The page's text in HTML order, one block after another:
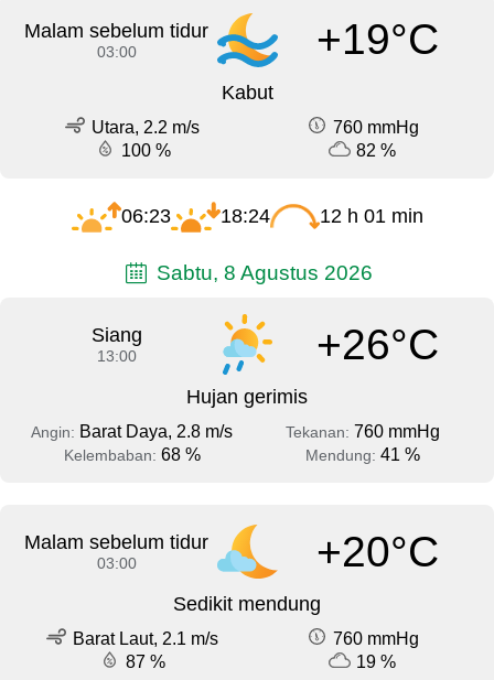
Malam sebelum tidur
03:00 +19°C
Kabut
Utara, 2.2 m/s
760 mmHg
100 %
82 %
06:23 18:24 12 h 01 min
Sabtu, 8 Agustus 2026
Siang
13:00 +26°C
Hujan gerimis
Angin: Barat Daya, 2.8 m/s Tekanan: 760 mmHg
Kelembaban: 68 % Mendung: 41 %
Malam sebelum tidur
03:00 +20°C
Sedikit mendung
Barat Laut, 2.1 m/s
760 mmHg
87 %
19 %